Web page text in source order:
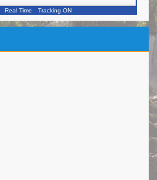
Real Time Tracking ON